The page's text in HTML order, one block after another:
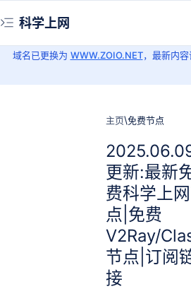
科学上网
域名已更换为 WWW.ZOIO.NET，最新内
主页 免费节点
更新:最新
费科学上
点|免费
V2Ray/
节点|订阅
接